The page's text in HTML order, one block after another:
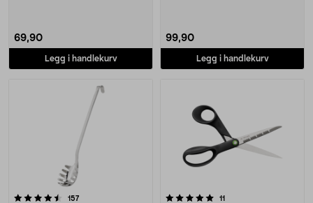
69,90
Legg i handlekurv
99,90
Legg i handlekurv
157anmeldelser
5.0 av 5 stjerner 11